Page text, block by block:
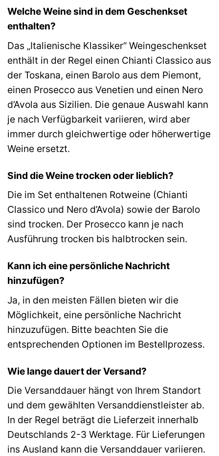
Welche Weine sind in dem Geschenkset
enthalten?
Das „Italienische Klassiker“ Weingeschenkset
enthält in der Regel einen Chianti Classico aus
der Toskana, einen Barolo aus dem Piemont,
einen Prosecco aus Venetien und einen Nero
d’Avola aus Sizilien. Die genaue Auswahl kann
je nach Verfügbarkeit variieren, wird aber
immer durch gleichwertige oder höherwertige
Weine ersetzt.
Sind die Weine trocken oder lieblich?
Die im Set enthaltenen Rotweine (Chianti
Classico und Nero d’Avola) sowie der Barolo
sind trocken. Der Prosecco kann je nach
Ausführung trocken bis halbtrocken sein.
Kann ich eine persönliche Nachricht
hinzufügen?
Ja, in den meisten Fällen bieten wir die
Möglichkeit, eine persönliche Nachricht
hinzuzufügen. Bitte beachten Sie die
entsprechenden Optionen im Bestellprozess.
Wie lange dauert der Versand?
Die Versanddauer hängt von Ihrem Standort
und dem gewählten Versanddienstleister ab.
In der Regel beträgt die Lieferzeit innerhalb
Deutschlands 2-3 Werktage. Für Lieferungen
ins Ausland kann die Versanddauer variieren.